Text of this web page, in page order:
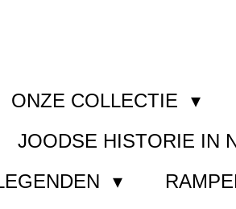
ONZE COLLECTIE
JOODSE HISTORIE IN